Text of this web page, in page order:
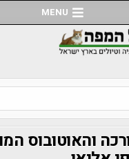
MENU
והאוטובוס